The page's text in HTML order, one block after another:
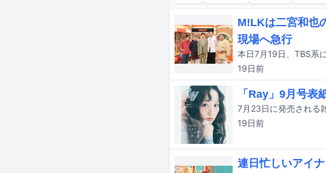
M!LKは二宮和也
現場へ急行
19日前
「Ray」9月号
19日前
連日忙しいアイ